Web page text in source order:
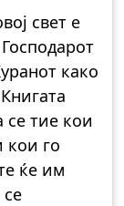
свет е
како
се тие кои
кои го
ќе им